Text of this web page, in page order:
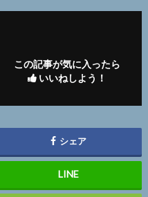
この記事が気に入ったら
いいねしよう！
シェア